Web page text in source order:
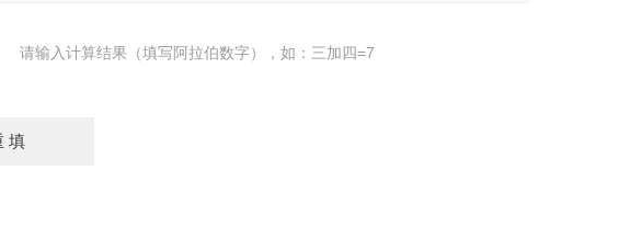
请输入计算结果（填写阿拉伯数字），如：三加四=7